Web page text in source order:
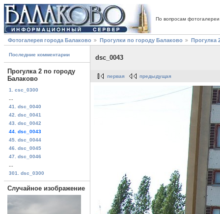
По вопросам
Фотогалерея города Балаково Прогулки по городу Балаково Прогулка
Последние комментарии
Прогулка 2 по городу
Балаково
1. csc_0300
41. dsc_0040
42. dsc_0041
43. dsc_0042
44. dsc_0043
45. dsc_0044
46. dsc_0045
47. dsc_0046
301. dsc_0300
Случайное изображение
dsc_0043
первая предыдущая